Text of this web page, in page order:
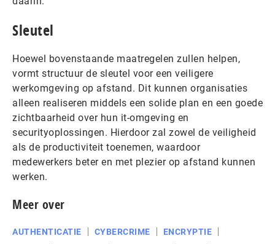
Sleutel
Hoewel bovenstaande maatregelen zullen helpen,
vormt structuur de sleutel voor een veiligere
werkomgeving op afstand. Dit kunnen organisaties
alleen realiseren middels een solide plan en een goede
zichtbaarheid over hun it-omgeving en
securityoplossingen. Hierdoor zal zowel de veiligheid
als de productiviteit toenemen, waardoor
medewerkers beter en met plezier op afstand kunnen
werken.
Meer over
AUTHENTICATIE CYBERCRIME
ENCRYPTIE